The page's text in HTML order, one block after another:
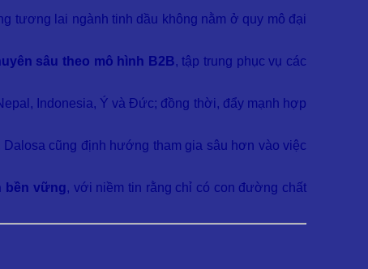
tương lai ngành tinh dầu không nằm ở quy mô đại
sâu theo mô hình B2B, tập trung phục vụ các
Indonesia, Ý và Đức; đồng thời, đẩy mạnh hợp
cũng định hướng tham gia sâu hơn vào việc
bền vững, với niềm tin rằng chỉ có con đường chất